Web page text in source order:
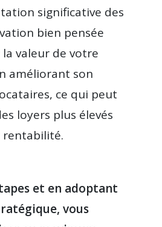
significative des
bien pensée
valeur de votre
améliorant son
ce qui peut
loyers plus élevés
rentabilité.
et en adoptant
vous